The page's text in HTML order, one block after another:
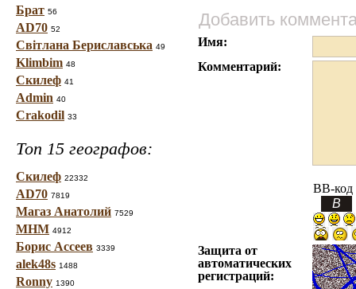
Брат 56
AD70 52
Світлана Бериславська 49
Klimbim 48
Скилеф 41
Admin 40
Crakodil 33
Топ 15 географов:
Скилеф 22332
AD70 7819
Магаз Анатолий 7529
МНМ 4912
Борис Ассеев 3339
alek48s 1488
Ronny 1390
Добавить
Имя:
Комментарий:
BB-код
Защита от
автоматических
регистраций: